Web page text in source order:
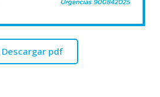
Descargar pdf